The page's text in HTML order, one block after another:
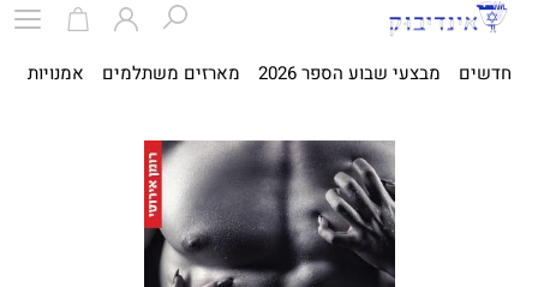
חדשים מבצעי שבוע הספר 2026 מארזים משתלמים אמנויות